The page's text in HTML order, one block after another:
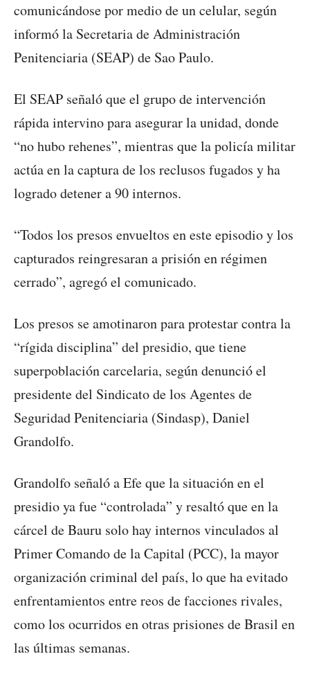
comunicándose por medio de un celular, según
informó la Secretaria de Administración
Penitenciaria (SEAP) de Sao Paulo.
El SEAP señaló que el grupo de intervención
rápida intervino para asegurar la unidad, donde
“no hubo rehenes”, mientras que la policía militar
actúa en la captura de los reclusos fugados y ha
logrado detener a 90 internos.
“Todos los presos envueltos en este episodio y los
capturados reingresaran a prisión en régimen
cerrado”, agregó el comunicado.
Los presos se amotinaron para protestar contra la
“rígida disciplina” del presidio, que tiene
superpoblación carcelaria, según denunció el
presidente del Sindicato de los Agentes de
Seguridad Penitenciaria (Sindasp), Daniel
Grandolfo.
Grandolfo señaló a Efe que la situación en el
presidio ya fue “controlada” y resaltó que en la
cárcel de Bauru solo hay internos vinculados al
Primer Comando de la Capital (PCC), la mayor
organización criminal del país, lo que ha evitado
enfrentamientos entre reos de facciones rivales,
como los ocurridos en otras prisiones de Brasil en
las últimas semanas.